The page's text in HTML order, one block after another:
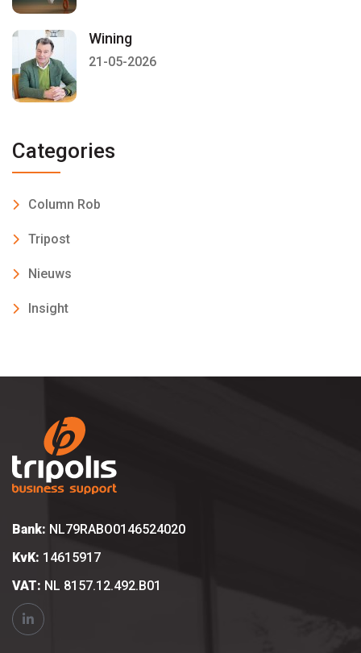
Wining
21-05-2026
Categories
Column Rob
Tripost
Nieuws
Insight
Bank: NL79RABO0146524020
KvK: 14615917
VAT: NL 8157.12.492.B01